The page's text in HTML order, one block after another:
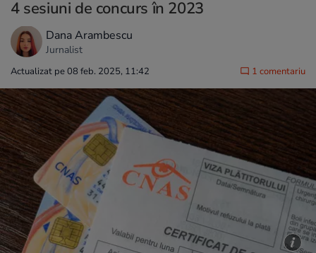
4 sesiuni de concurs în 2023
Dana Arambescu
Jurnalist
Actualizat pe 08 feb. 2025, 11:42 1 comentariu